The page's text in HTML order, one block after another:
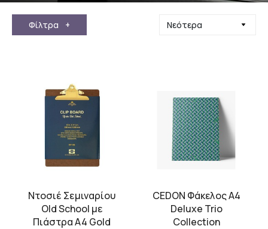
Φίλτρα +
Ντοσιέ Σεμιναρίου
Old School με
Πιάστρα A4 Gold
CEDON Φάκελος Α4
Deluxe Trio
Collection